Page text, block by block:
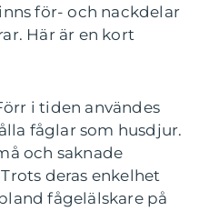
för- och nackdelar
Här är en kort
i tiden användes
fåglar som husdjur.
och saknade
deras enkelhet
fågelälskare på